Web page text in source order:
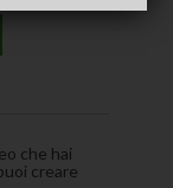
che hai
creare